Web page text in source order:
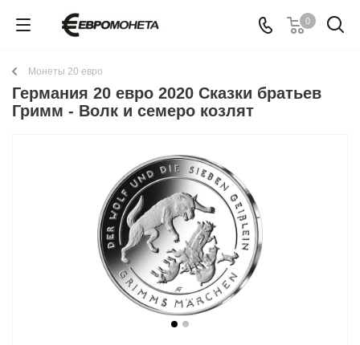
0
Монеты 20 евро
Германия 20 евро 2020 Сказки братьев
Гримм - Волк и семеро козлят